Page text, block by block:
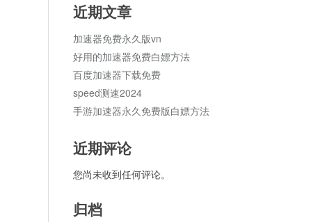
近期文章
加速器免费永久版vn
好用的加速器免费白嫖方法
百度加速器下载免费
speed测速2024
手游加速器永久免费版白嫖方法
近期评论
您尚未收到任何评论。
归档